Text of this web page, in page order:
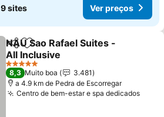
9 sites Ver preços
PartilharAdicionar aos favoritos
NAU Sao Rafael Suites -
All Inclusive
Ver preços
5 Estrelas
8,3 Muito boa
3.481
a 4.9 km de Pedra de Escorregar
Centro de bem-estar e spa dedicadosVer